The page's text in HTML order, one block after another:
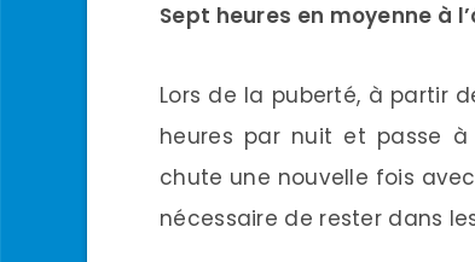
Sept heures en moyenne à
Lors de la puberté, à partir
heures par nuit et passe à
chute une nouvelle fois
nécessaire de rester dans